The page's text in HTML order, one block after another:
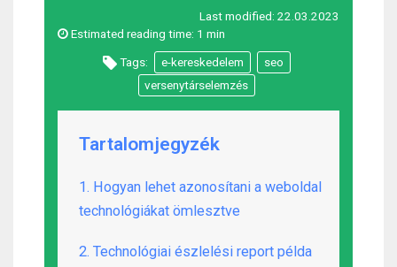
Last modified: 22.03.2023
Estimated reading time: 1 min
Tags: e-kereskedelem
seo
versenytárselemzés
Tartalomjegyzék
1. Hogyan lehet azonosítani a weboldal
technológiákat ömlesztve
2. Technológiai észlelési report példa